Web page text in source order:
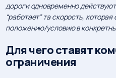
дороги одновременно
“работает” та скорость,
положению/условию в
Для чего ставят
ограничения